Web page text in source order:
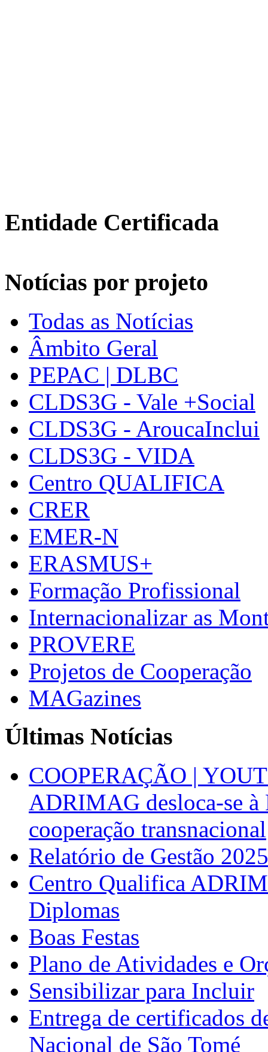
Entidade Certificada
Notícias por projeto
Todas as Notícias
Âmbito Geral
PEPAC | DLBC
CLDS3G - Vale +Social
CLDS3G - AroucaInclui
CLDS3G - VIDA
Centro QUALIFICA
CRER
EMER-N
ERASMUS+
Formação Profissional
Internacionalizar as
PROVERE
Projetos de Cooperação
MAGazines
Últimas Notícias
COOPERAÇÃO |
ADRIMAG desloca-se
cooperação transnacional
Relatório de Gestão 2025
Centro Qualifica
Diplomas
Boas Festas
Plano de Atividades e
Sensibilizar para Incluir
Entrega de certificados
Nacional de São Tomé